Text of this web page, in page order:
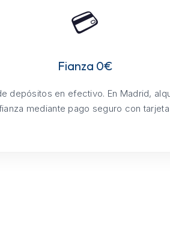
💳
Fianza 0€
depósitos en efectivo. En Madrid,
mediante pago seguro con